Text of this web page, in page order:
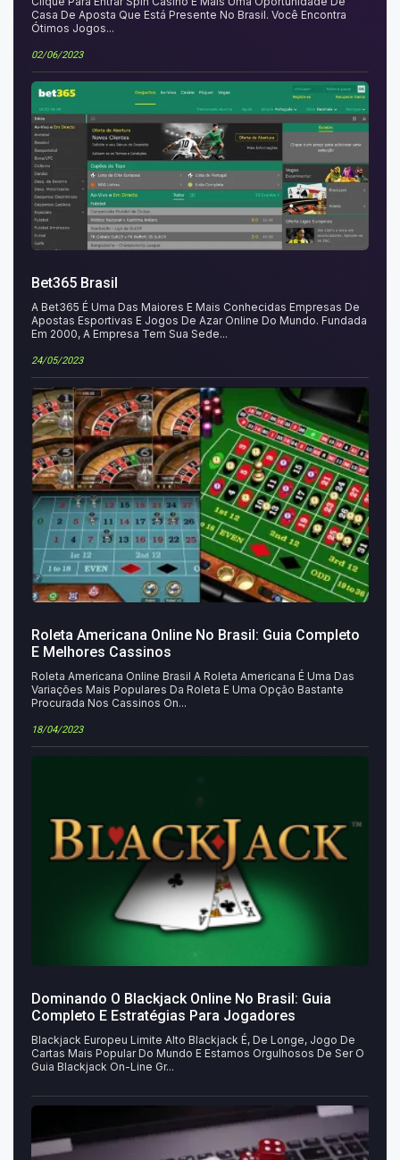
Casa De Aposta Que Está Presente No Brasil. Você Encontra
Ótimos Jogos...
02/06/2023
Bet365 Brasil
A Bet365 É Uma Das Maiores E Mais Conhecidas Empresas De
Apostas Esportivas E Jogos De Azar Online Do Mundo. Fundada
Em 2000, A Empresa Tem Sua Sede...
24/05/2023
Roleta Americana Online No Brasil: Guia Completo
E Melhores Cassinos
Roleta Americana Online Brasil A Roleta Americana É Uma Das
Variações Mais Populares Da Roleta E Uma Opção Bastante
Procurada Nos Cassinos On...
18/04/2023
Dominando O Blackjack Online No Brasil: Guia
Completo E Estratégias Para Jogadores
Blackjack Europeu Limite Alto Blackjack É, De Longe, Jogo De
Cartas Mais Popular Do Mundo E Estamos Orgulhosos De Ser O
Guia Blackjack On-Line Gr...